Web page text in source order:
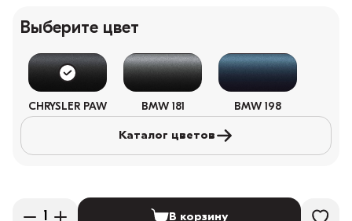
Выберите цвет
CHRYSLER PAW BMW 181 BMW 198
Каталог цветов
В корзину